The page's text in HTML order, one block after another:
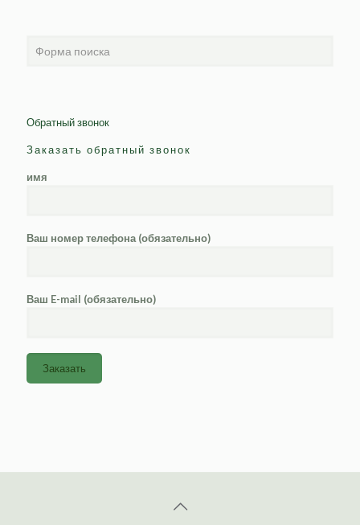
Обратный звонок
Заказать обратный звонок
имя
Ваш номер телефона (обязательно)
Ваш E-mail (обязательно)